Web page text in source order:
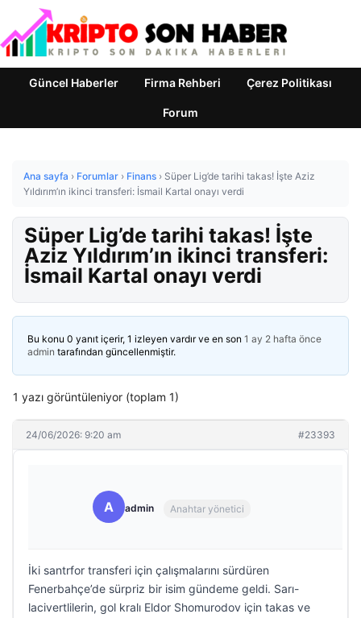
Güncel Haberler Firma Rehberi Çerez Politikası
Forum
Ana sayfa › Forumlar › Finans › Süper Lig’de tarihi takas! İşte Aziz
Yıldırım’ın ikinci transferi: İsmail Kartal onayı verdi
Süper Lig’de tarihi takas! İşte
Aziz Yıldırım’ın ikinci transferi:
İsmail Kartal onayı verdi
Bu konu 0 yanıt içerir, 1 izleyen vardır ve en son 1 ay 2 hafta önce
admin tarafından güncellenmiştir.
1 yazı görüntüleniyor (toplam 1)
24/06/2026: 9:20 am #23393
A admin Anahtar yönetici
İki santrfor transferi için çalışmalarını sürdüren
Fenerbahçe’de sürpriz bir isim gündeme geldi. Sarı-
lacivertlilerin, gol kralı Eldor Shomurodov için takas ve